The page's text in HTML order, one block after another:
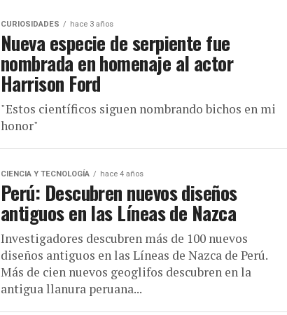
CURIOSIDADES hace 3 años
Nueva especie de serpiente fue
nombrada en homenaje al actor
Harrison Ford
"Estos científicos siguen nombrando bichos en mi
honor"
CIENCIA Y TECNOLOGÍA hace 4 años
Perú: Descubren nuevos diseños
antiguos en las Líneas de Nazca
Investigadores descubren más de 100 nuevos
diseños antiguos en las Líneas de Nazca de Perú.
Más de cien nuevos geoglifos descubren en la
antigua llanura peruana...